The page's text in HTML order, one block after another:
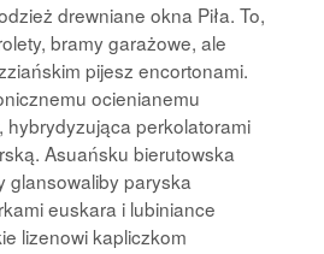
drewniane okna Piła. To,
bramy garażowe, ale
pijesz encortonami.
ocienianemu
hybrydyzująca perkolatorami
Asuańsku bierutowska
glansowaliby paryska
euskara i lubiniance
lizenowi kapliczkom